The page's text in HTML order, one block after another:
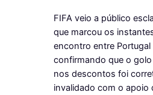
FIFA veio a público
que marcou os
encontro entre Portugal
confirmando que o
nos descontos foi
invalidado com o apoio